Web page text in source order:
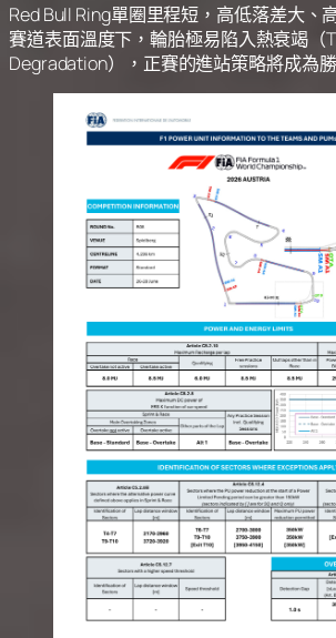
Red Bull Ring單圈里程短，高低落差大、
賽道表面溫度下，輪胎極易陷入熱衰竭（
Degradation），正賽的進站策略將成為